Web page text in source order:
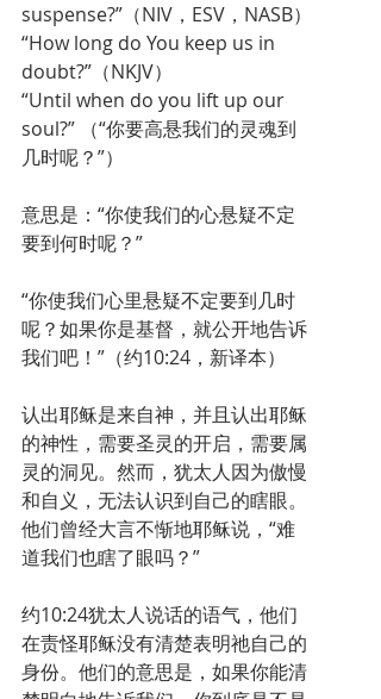
suspense?”（NIV，ESV，NASB）
“How long do You keep us in
doubt?”（NKJV）
“Until when do you lift up our
soul?” （“你要高悬我们的灵魂到
几时呢？”）
意思是：“你使我们的心悬疑不定
要到何时呢？”
“你使我们心里悬疑不定要到几时
呢？如果你是基督，就公开地告诉
我们吧！”（约10:24，新译本）
认出耶稣是来自神，并且认出耶稣
的神性，需要圣灵的开启，需要属
灵的洞见。然而，犹太人因为傲慢
和自义，无法认识到自己的瞎眼。
他们曾经大言不惭地耶稣说，“难
道我们也瞎了眼吗？”
约10:24犹太人说话的语气，他们
在责怪耶稣没有清楚表明祂自己的
身份。他们的意思是，如果你能清